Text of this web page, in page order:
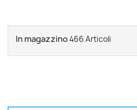
In magazzino466 Articoli